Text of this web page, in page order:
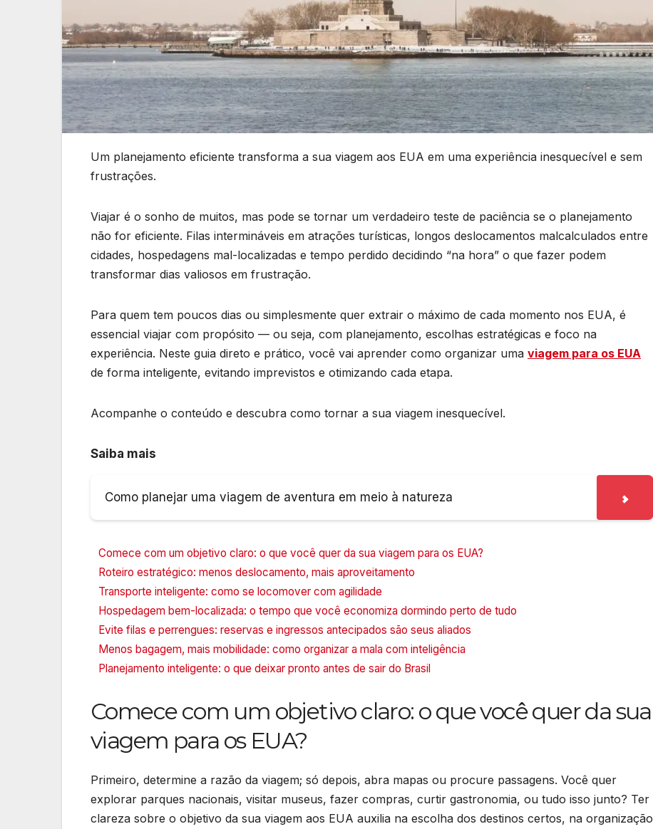
Um planejamento eficiente transforma a sua viagem aos EUA em uma experiência inesquecível e sem
frustrações.
Viajar é o sonho de muitos, mas pode se tornar um verdadeiro teste de paciência se o planejamento
não for eficiente. Filas intermináveis em atrações turísticas, longos deslocamentos malcalculados entre
cidades, hospedagens mal-localizadas e tempo perdido decidindo “na hora” o que fazer podem
transformar dias valiosos em frustração.
Para quem tem poucos dias ou simplesmente quer extrair o máximo de cada momento nos EUA, é
essencial viajar com propósito — ou seja, com planejamento, escolhas estratégicas e foco na
experiência. Neste guia direto e prático, você vai aprender como organizar uma viagem para os EUA
de forma inteligente, evitando imprevistos e otimizando cada etapa.
Acompanhe o conteúdo e descubra como tornar a sua viagem inesquecível.
Saiba mais
Como planejar uma viagem de aventura em meio à natureza
Comece com um objetivo claro: o que você quer da sua viagem para os EUA?
Roteiro estratégico: menos deslocamento, mais aproveitamento
Transporte inteligente: como se locomover com agilidade
Hospedagem bem-localizada: o tempo que você economiza dormindo perto de tudo
Evite filas e perrengues: reservas e ingressos antecipados são seus aliados
Menos bagagem, mais mobilidade: como organizar a mala com inteligência
Planejamento inteligente: o que deixar pronto antes de sair do Brasil
Comece com um objetivo claro: o que você quer da sua
viagem para os EUA?
Primeiro, determine a razão da viagem; só depois, abra mapas ou procure passagens. Você quer
explorar parques nacionais, visitar museus, fazer compras, curtir gastronomia, ou tudo isso junto? Ter
clareza sobre o objetivo da sua viagem aos EUA auxilia na escolha dos destinos certos, na organização